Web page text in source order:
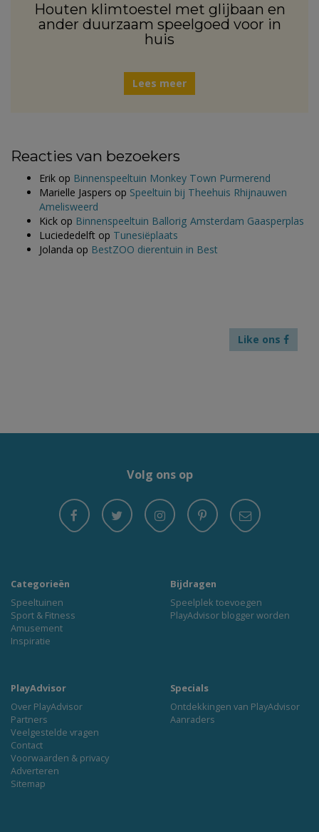
Houten klimtoestel met glijbaan en
ander duurzaam speelgoed voor in
huis
Lees meer
Reacties van bezoekers
Erik op Binnenspeeltuin Monkey Town Purmerend
Marielle Jaspers op Speeltuin bij Theehuis Rhijnauwen
Amelisweerd
Kick op Binnenspeeltuin Ballorig Amsterdam Gaasperplas
Luciededelft op Tunesiëplaats
Jolanda op BestZOO dierentuin in Best
Like ons
Volg ons op
Categorieën
Speeltuinen
Sport & Fitness
Amusement
Inspiratie
Bijdragen
Speelplek toevoegen
PlayAdvisor blogger worden
PlayAdvisor
Over PlayAdvisor
Partners
Veelgestelde vragen
Contact
Voorwaarden & privacy
Adverteren
Sitemap
Specials
Ontdekkingen van PlayAdvisor
Aanraders